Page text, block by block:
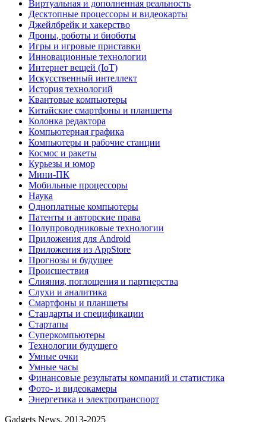
Виртуальная и дополненная реальность
Десктопные процессоры и видеокарты
Джейлбрейк и хакерство
Дроны, роботы и биоботы
Игры и игровые приставки
Инновационные технологии
Интернет вещей (IoT)
Искусственный интеллект
История технологий
Квантовые компьютеры
Китайские смартфоны и планшеты
Колонка редактора
Компьютерная графика
Компьютеры и рабочие станции
Космос и ракеты
Курьезы и юмор
Мини-ПК
Мобильные процессоры
Наука
Одноплатные компьютеры
Патенты и авторские права
Полупроводниковые технологии
Приложения для Android
Приложения из AppStore
Прогнозы и будущее
Происшествия
Слияния, поглощения и партнерства
Слухи и аналитика
Смартфоны и планшеты
Стандарты и спецификации
Стартапы
Суперкомпьютеры
Технологии будущего
Умные очки
Умные часы
Финансовые результаты компаний и статистика
Фото- и видеокамеры
Энергетика и электротранспорт
Gadgets News, 2013-2025